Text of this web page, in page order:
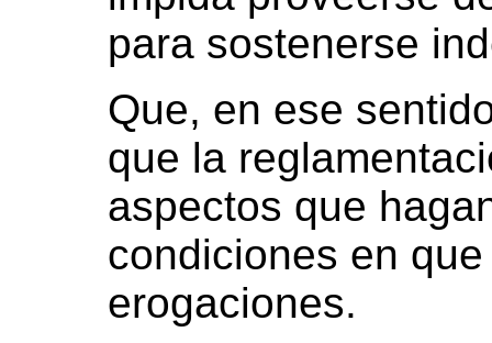
para sostenerse
Que, en ese
que la
aspectos que
condiciones en
erogaciones.